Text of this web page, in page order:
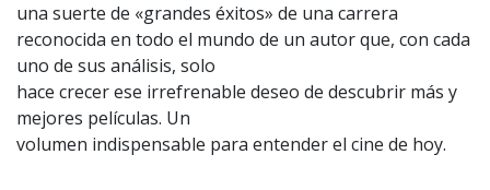
una suerte de «grandes éxitos» de una carrera
reconocida en todo el mundo de un autor que, con cada
uno de sus análisis, solo
hace crecer ese irrefrenable deseo de descubrir más y
mejores películas. Un
volumen indispensable para entender el cine de hoy.